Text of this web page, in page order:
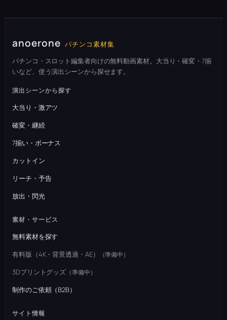
anoerone パチンコ素材集
パチンコ・スロット編集者向けの無料動画素材。大当り・確変・7揃
いなど、使う演出シーンから探せます。
演出シーンから探す
大当り・激アツ
確変・継続
7揃い・ボーナス
カットイン
リーチ・予告
放出・閃光
素材・サービス
無料素材を探す
有料版（4K・背景透過・AE）
（準備中）
3Dプリントグッズ （準備中）
制作のご依頼（B2B）
サイト情報